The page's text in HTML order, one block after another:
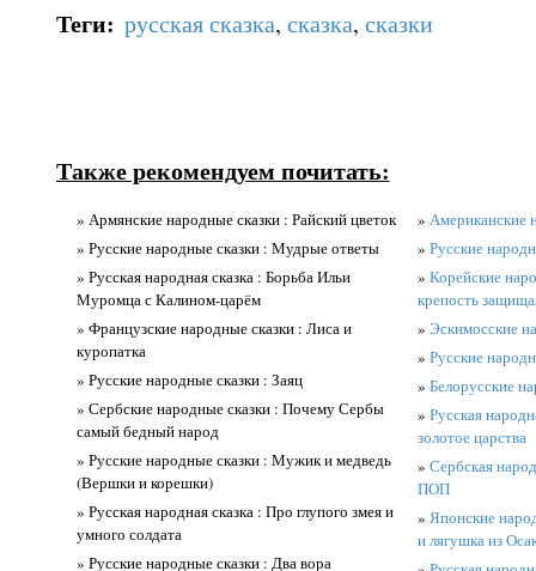
Теги: русская сказка, сказка, сказки
Также рекомендуем почитать:
» Армянские народные сказки : Райский цветок
» Русские народные сказки : Мудрые ответы
» Русская народная сказка : Борьба Ильи
Муромца с Калином-царём
» Французские народные сказки : Лиса и
куропатка
» Русские народные сказки : Заяц
» Сербские народные сказки : Почему Сербы
самый бедный народ
» Русские народные сказки : Мужик и медведь
(Вершки и корешки)
» Русская народная сказка : Про глупого змея и
умного солдата
» Русские народные сказки : Два вора
» Американские
» Русские
» Корейские
крепость
» Эскимосские
» Русские
» Белорусские
» Русская
золотое царства
» Сербская
ПОП
» Японские
и лягушка из